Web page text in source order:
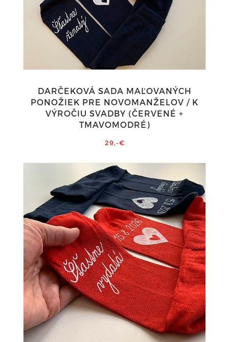
DARČEKOVÁ SADA MAĽOVANÝCH
PONOŽIEK PRE NOVOMANŽELOV / K
VÝROČIU SVADBY (ČERVENÉ +
TMAVOMODRÉ)
29,-€